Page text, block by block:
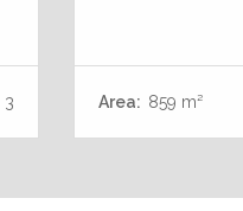
3 Area: 859 m²